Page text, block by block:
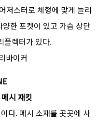
저스터로 체형에 맞게 늘리
한 포켓이 있고 가슴 상단
플렉터가 있다.
바이커
시 재킷
다. 메시 소재를 곳곳에 사